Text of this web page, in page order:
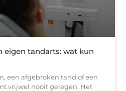
eigen tandarts: wat kun
een afgebroken tand of een
vrijwel nooit gelegen. Het